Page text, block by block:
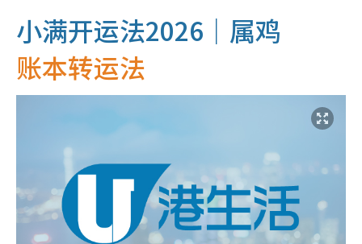
小满开运法2026｜属鸡
账本转运法